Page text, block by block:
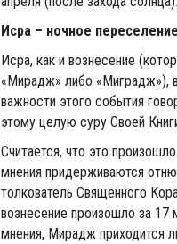
Исра – ночное переселение
Исра, как и вознесение
«Мирадж» либо «Миградж»),
важности этого события
этому целую суру Своей
Считается, что это
мнения придерживаются
толкователь Священного
вознесение произошло за
мнения, Мирадж приходится